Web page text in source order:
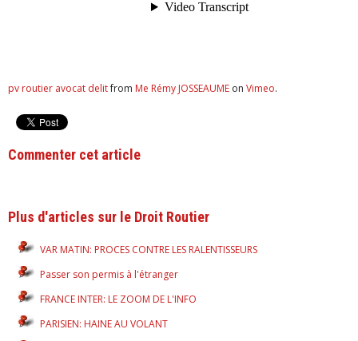
pv routier avocat delitfrom Me Rémy JOSSEAUME on Vimeo.
Commenter cet article
Plus d'articles sur le Droit Routier
VAR MATIN: PROCES CONTRE LES RALENTISSEURS
Passer son permis à l'étranger
FRANCE INTER: LE ZOOM DE L'INFO
PARISIEN: HAINE AU VOLANT